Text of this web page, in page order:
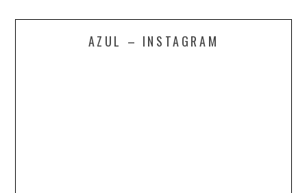
AZUL – INSTAGRAM